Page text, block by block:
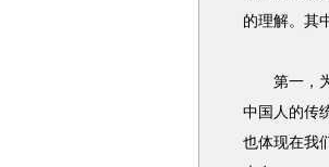
的理解。其
第一，为
中国人的传
也体现在我